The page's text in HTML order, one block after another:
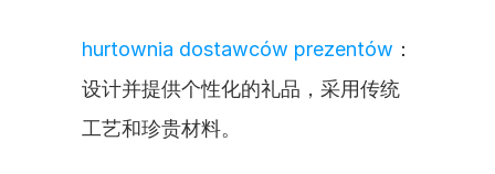
hurtownia dostawców prezentów ：
设计并提供个性化的礼品，采用传统
工艺和珍贵材料。